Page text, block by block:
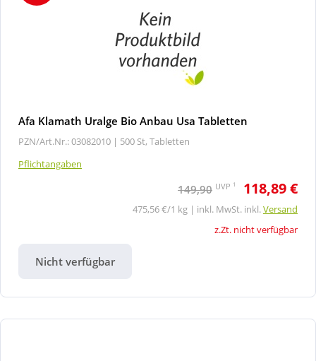
Afa Klamath Uralge Bio Anbau Usa Tabletten
PZN/Art.Nr.: 03082010 | 500 St, Tabletten
Pflichtangaben
149,90 UVP 1 118,89 €
475,56 €/1 kg | inkl. MwSt. inkl.Versand
z.Zt. nicht verfügbar
Nicht verfügbar